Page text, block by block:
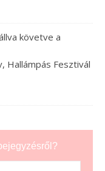
követve a
Hallámpás Fesztivál